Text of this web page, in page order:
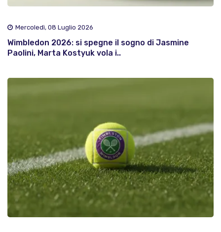
Mercoledì, 08 Luglio 2026
Wimbledon 2026: si spegne il sogno di Jasmine
Paolini, Marta Kostyuk vola i..